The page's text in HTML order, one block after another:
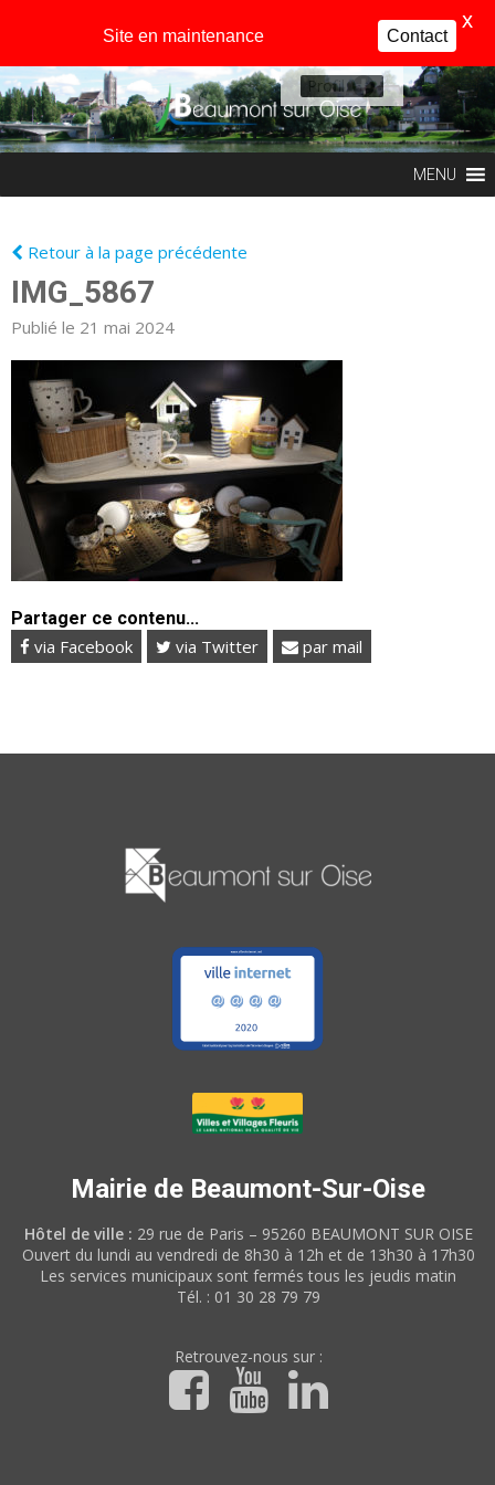
Profil
MENU
Retour à la page précédente
IMG_5867
Publié le 21 mai 2024
Partager ce contenu...
via Facebook via Twitter par mail
Mairie de Beaumont-Sur-Oise
Hôtel de ville : 29 rue de Paris – 95260 BEAUMONT SUR OISE
Ouvert du lundi au vendredi de 8h30 à 12h et de 13h30 à 17h30
Les services municipaux sont fermés tous les jeudis matin
Tél. : 01 30 28 79 79
Retrouvez-nous sur :
Site en maintenance Contact
X